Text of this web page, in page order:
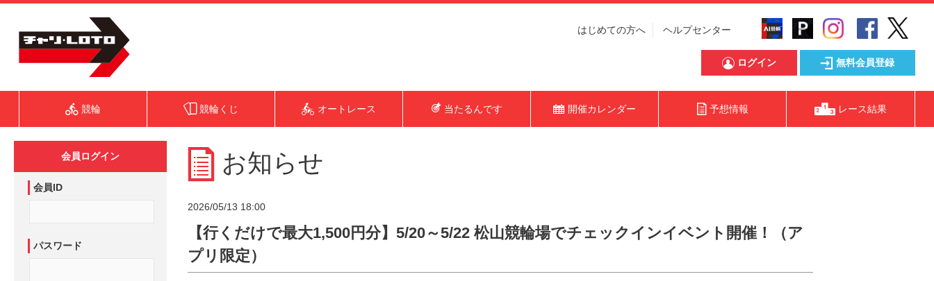
はじめての方へ ヘルプセンター
ログイン 無料会員登録
競輪 競輪くじ オートレース 当たるんです 開催カレンダー 予想情報 レース結果
会員ログイン
会員ID
パスワード
お知らせ
2026/05/13 18:00
【行くだけで最大1,500円分】5/20～5/22 松山競輪場でチェックインイベント開催！（ア
プリ限定）